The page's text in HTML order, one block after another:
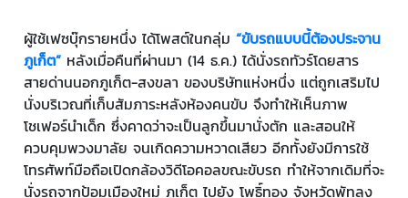
ผู้ใช้เฟซบุ๊กรายหนึ่ง ได้โพสต์ในกลุ่ม “ขับรถแบบนี้ต้องประจาน
ภูเก็ต” หลังเมื่อคืนที่ผ่านมา (14 ธ.ค.) ได้นั่งรถทัวร์โดยสาร
สายด่านนอกภูเก็ต-สงขลา ของบริษัทแห่งหนึ่ง แต่ถูกเสริมไป
นั่งบริเวณที่เก็บสัมภาระหลังห้องคนขับ จึงทำให้เห็นภาพ
โชเฟอร์นำเด็ก ซึ่งคาดว่าจะเป็นลูกขึ้นมานั่งตัก และสอนให้
ควบคุมพวงมาลัย จนเกิดความหวาดเสียว อีกทั้งยังมีการใช้
โทรศัพท์มือถือเปิดกล้องวิดีโอคอลขณะขับรถ ทำให้จากเดิมที่จะ
นั่งรถจากป้อมเมืองใหม่ ภูเก็ต ไปยัง โพธิ์ทอง จังหวัดพัทลุง